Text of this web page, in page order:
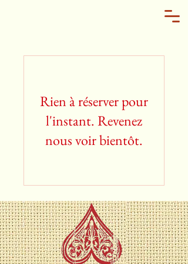
Rien à réserver pour
l'instant. Revenez
nous voir bientôt.